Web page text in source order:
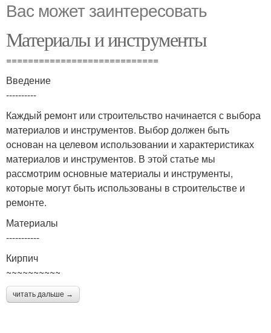
Вас может заинтересовать
Материалы и инструменты
============================
Введение
----------
Каждый ремонт или строительство начинается с выбора
материалов и инструментов. Выбор должен быть
основан на целевом использовании и характеристиках
материалов и инструментов. В этой статье мы
рассмотрим основные материалы и инструменты,
которые могут быть использованы в строительстве и
ремонте.
Материалы
-----------
Кирпич
~~~~~~~~~~
читать дальше →